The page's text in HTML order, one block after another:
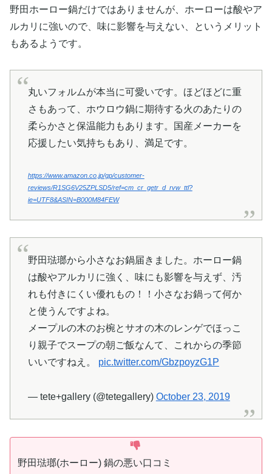
野田ホーロー鍋だけではありませんが、ホーローは酸やア
ルカリに強いので、味に影響を与えない、というメリット
もあるようです。
丸いフォルムが本当に可愛いです。ほどほどに重
さもあって、ホウロウ鍋に期待する火のあたりの
柔らかさと保温能力もあります。国産メーカーを
応援したい気持ちもあり、満足です。
https://www.amazon.co.jp/gp/customer-
reviews/R1SG6V25ZPLSD5/ref=cm_cr_getr_d_rvw_ttl?
ie=UTF8&ASIN=B000M84FEW
野田琺瑯から小さなお鍋届きました。ホーロー鍋
は酸やアルカリに強く、味にも影響を与えず、汚
れも付きにくい優れもの！！小さなお鍋って何か
と使うんですよね。
メープルの木のお椀とサオの木のレンゲでほっこ
り親子でスープの朝ご飯なんて、これからの季節
いいですねえ。 pic.twitter.com/GbzpoyzG1P
— tete+gallery (@tetegallery) October 23, 2019
野田琺瑯(ホーロー) 鍋の悪い口コミ